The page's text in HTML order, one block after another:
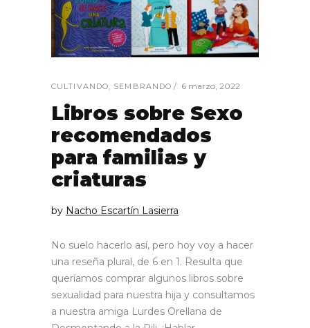
CULTIVANDO, SEMBRANDO 6 marzo, 2022
Libros sobre Sexo
recomendados
para familias y
criaturas
by Nacho Escartín Lasierra
No suelo hacerlo así, pero hoy voy a hacer
una reseña plural, de 6 en 1. Resulta que
queríamos comprar algunos libros sobre
sexualidad para nuestra hija y consultamos
a nuestra amiga Lurdes Orellana de